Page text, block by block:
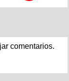
comentarios.